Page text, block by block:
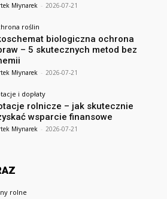
Młynarek - 2026-07-21
roślin
biologiczna ochrona
– 5 skutecznych metod bez
Młynarek - 2026-07-21
i dopłaty
rolnicze – jak skutecznie
wsparcie finansowe
Młynarek - 2026-07-21
rolne